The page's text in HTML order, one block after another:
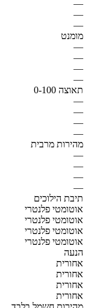
—
—
—
מומנט
—
—
—
—
תאוצה 0-100
—
—
—
—
מהירות מרבית
—
—
—
—
תיבת הילוכים
אוטומטי פלנטרי
אוטומטי פלנטרי
אוטומטי פלנטרי
אוטומטי פלנטרי
הנעה
אחורית
אחורית
אחורית
אחורית